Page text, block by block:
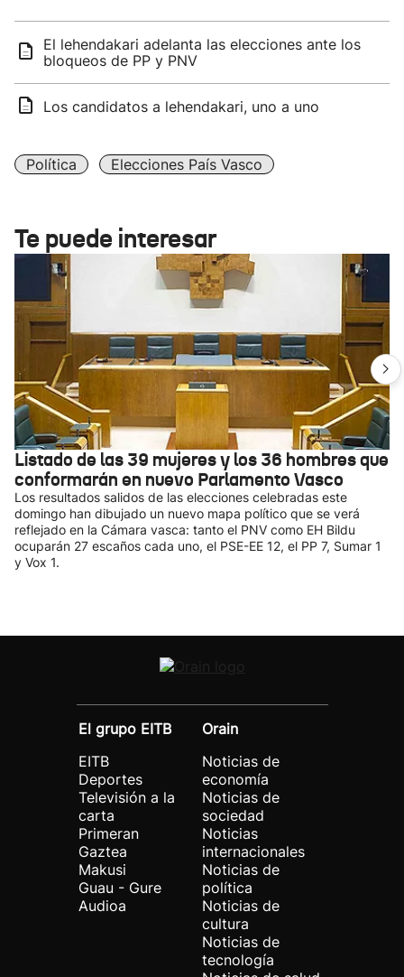
El lehendakari adelanta las elecciones ante los
bloqueos de PP y PNV
Los candidatos a lehendakari, uno a uno
Política Elecciones País Vasco
Te puede interesar
Listado de las 39 mujeres y los 36 hombres que
conformarán en nuevo Parlamento Vasco
Los resultados salidos de las elecciones celebradas este
domingo han dibujado un nuevo mapa político que se verá
reflejado en la Cámara vasca: tanto el PNV como EH Bildu
ocuparán 27 escaños cada uno, el PSE-EE 12, el PP 7, Sumar 1
y Vox 1.
El grupo EITB
EITB
Deportes
Televisión a la
carta
Primeran
Gaztea
Makusi
Guau - Gure
Audioa
Orain
Noticias de
economía
Noticias de
sociedad
Noticias
internacionales
Noticias de
política
Noticias de
cultura
Noticias de
tecnología